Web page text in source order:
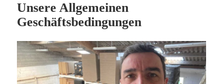
Unsere Allgemeinen
Geschäftsbedingungen